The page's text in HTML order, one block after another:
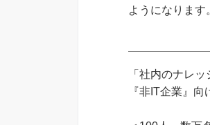
ようになります
「社内のナレ
『非IT企業』